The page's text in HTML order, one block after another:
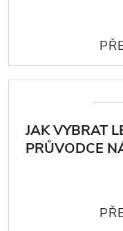
JAK VYBRAT
PRŮVODCE